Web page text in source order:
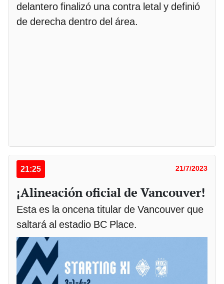
delantero finalizó una contra letal y definió
de derecha dentro del área.
21:25 21/7/2023
¡Alineación oficial de Vancouver!
Esta es la oncena titular de Vancouver que
saltará al estadio BC Place.